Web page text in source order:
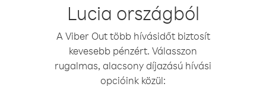
Lucia országból
A Viber Out több hívásidőt biztosít
kevesebb pénzért. Válasszon
rugalmas, alacsony díjazású hívási
opcióink közül: